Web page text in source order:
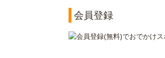
会員登録